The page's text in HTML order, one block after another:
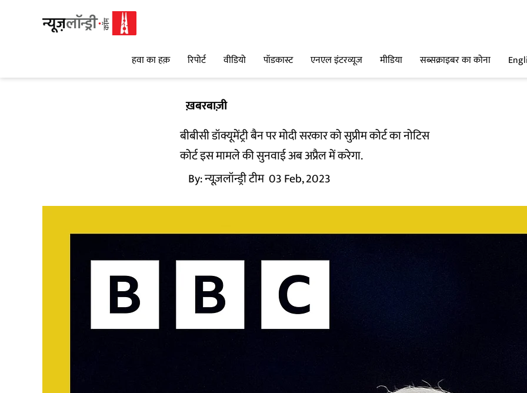
हवा का हक़ रिपोर्ट वीडियो पॉडकास्ट एनएल इंटरव्यूज मीडिया सब्सक्राइबर का कोना
ख़बरबाज़ी
बीबीसी डॉक्यूमेंट्री बैन पर मोदी सरकार को सुप्रीम कोर्ट का नोटिस
कोर्ट इस मामले की सुनवाई अब अप्रैल में करेगा.
By:न्यूज़लॉन्ड्री टीम 03 Feb, 2023